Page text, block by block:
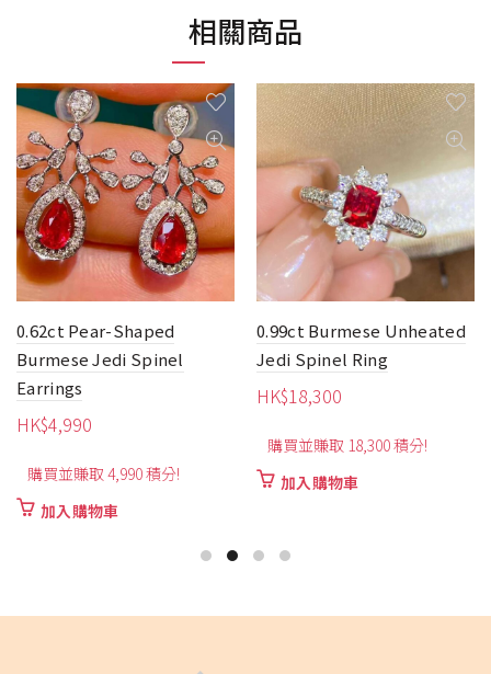
相關商品
0.62ct Pear-Shaped
Burmese Jedi Spinel
Earrings
HK$4,990
購買並賺取 4,990 積分!
加入購物車
0.99ct Burmese Unheated
Jedi Spinel Ring
HK$18,300
購買並賺取 18,300 積分!
加入購物車